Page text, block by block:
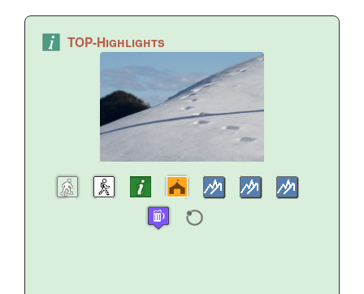
TOP-Highlights